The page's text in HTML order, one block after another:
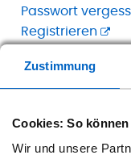
Zustimmung
Cookies: So
Wir und unsere
Passwort
Registrieren
Folgen